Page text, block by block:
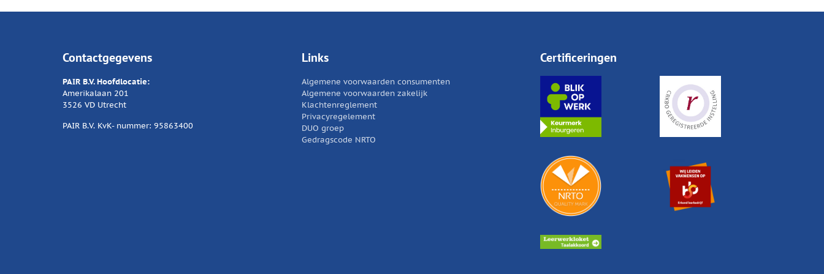
Contactgegevens
PAIR B.V. Hoofdlocatie:
Amerikalaan 201
3526 VD Utrecht
PAIR B.V. KvK- nummer: 95863400
Links
Algemene voorwaarden consumenten
Algemene voorwaarden zakelijk
Klachtenreglement
Privacyregelement
DUO groep
Gedragscode NRTO
Certificeringen